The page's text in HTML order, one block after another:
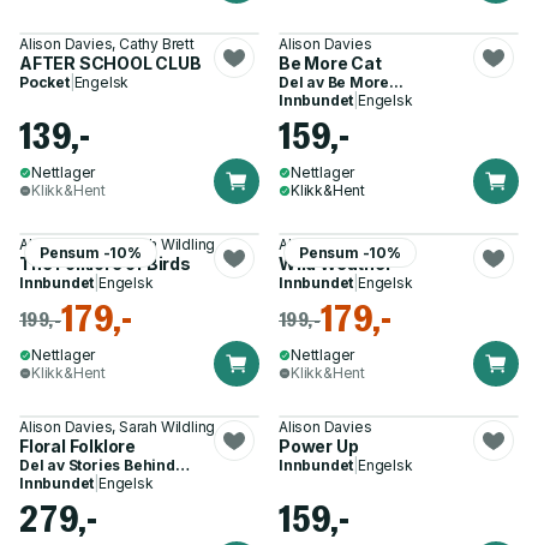
Alison Davies, Cathy Brett
AFTER SCHOOL CLUB
Pocket| Engelsk
139,-
Nettlager
Klikk&Hent
Alison Davies
Be More Cat
Del av Be More...
Innbundet |Engelsk
159,-
Nettlager
Klikk&Hent
Pensum -10%
Alison Davies, Sarah Wildling
The Folklore of Birds
Innbundet |Engelsk
199,-179,-
Nettlager
Klikk&Hent
Pensum -10%
Alison Davies
Wild Weather
Innbundet |Engelsk
199,-179,-
Nettlager
Klikk&Hent
Alison Davies, Sarah Wildling
Floral Folklore
Del av Stories Behind…
Innbundet |Engelsk
279,-
Alison Davies
Power Up
Innbundet |Engelsk
159,-